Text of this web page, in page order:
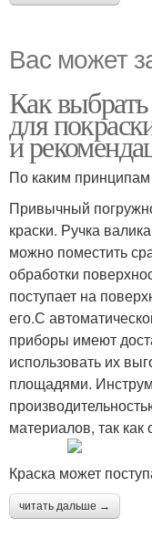
Вас может
Как
для
и
По каким принципам
Привычный
краски. Ручка
можно поместить
обработки
поступает на
его.С
приборы имеют
использовать их
площадями.
материалов, так
Краска может
читать дальше →